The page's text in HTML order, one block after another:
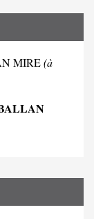
MIRE(à